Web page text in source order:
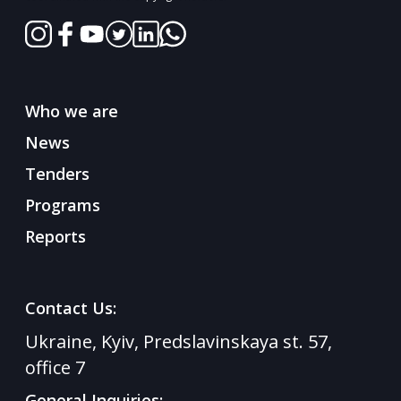
Who we are
News
Tenders
Programs
Reports
Contact Us:
Ukraine, Kyiv, Predslavinskaya st. 57,
office 7